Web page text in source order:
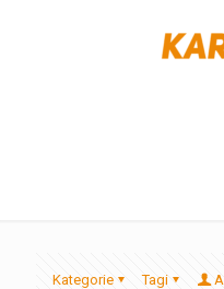
Kategorie Tagi